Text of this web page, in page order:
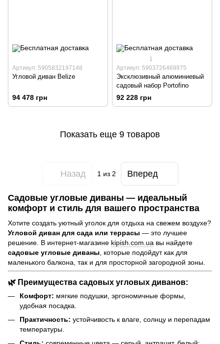
Артикул: 5905832197148
Угловой диван Belize
94 478 грн
1
Артикул: 5903726469975
Эксклюзивный алюминиевый
садовый набор Portofino
92 228 грн
Показать еще 9 товаров
Назад 1из 2 Вперед
Садовые угловые диваны — идеальный
комфорт и стиль для вашего пространства
Хотите создать уютный уголок для отдыха на свежем воздухе?
Угловой диван для сада или террасы — это лучшее
решение. В интернет-магазине kipish.com.ua вы найдете
садовые угловые диваны , которые подойдут как для
маленького балкона, так и для просторной загородной зоны.
🌿 Преимущества садовых угловых диванов:
Комфорт: мягкие подушки, эргономичные формы,
удобная посадка.
Практичность: устойчивость к влаге, солнцу и перепадам
температуры.